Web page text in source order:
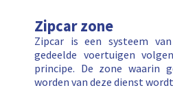
Zipcar zone
Zipcar is een systeem
gedeelde voertuigen
principe. De zone waarin
worden van deze dienst